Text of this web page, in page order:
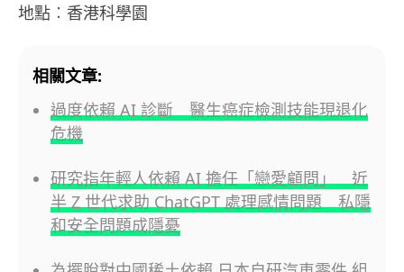
地點︰香港科學園
相關文章:
過度依賴 AI 診斷 醫生癌症檢測技能現退化
危機
研究指年輕人依賴 AI 擔任「戀愛顧問」 近
半 Z 世代求助 ChatGPT 處理感情問題 私隱
和安全問題成隱憂